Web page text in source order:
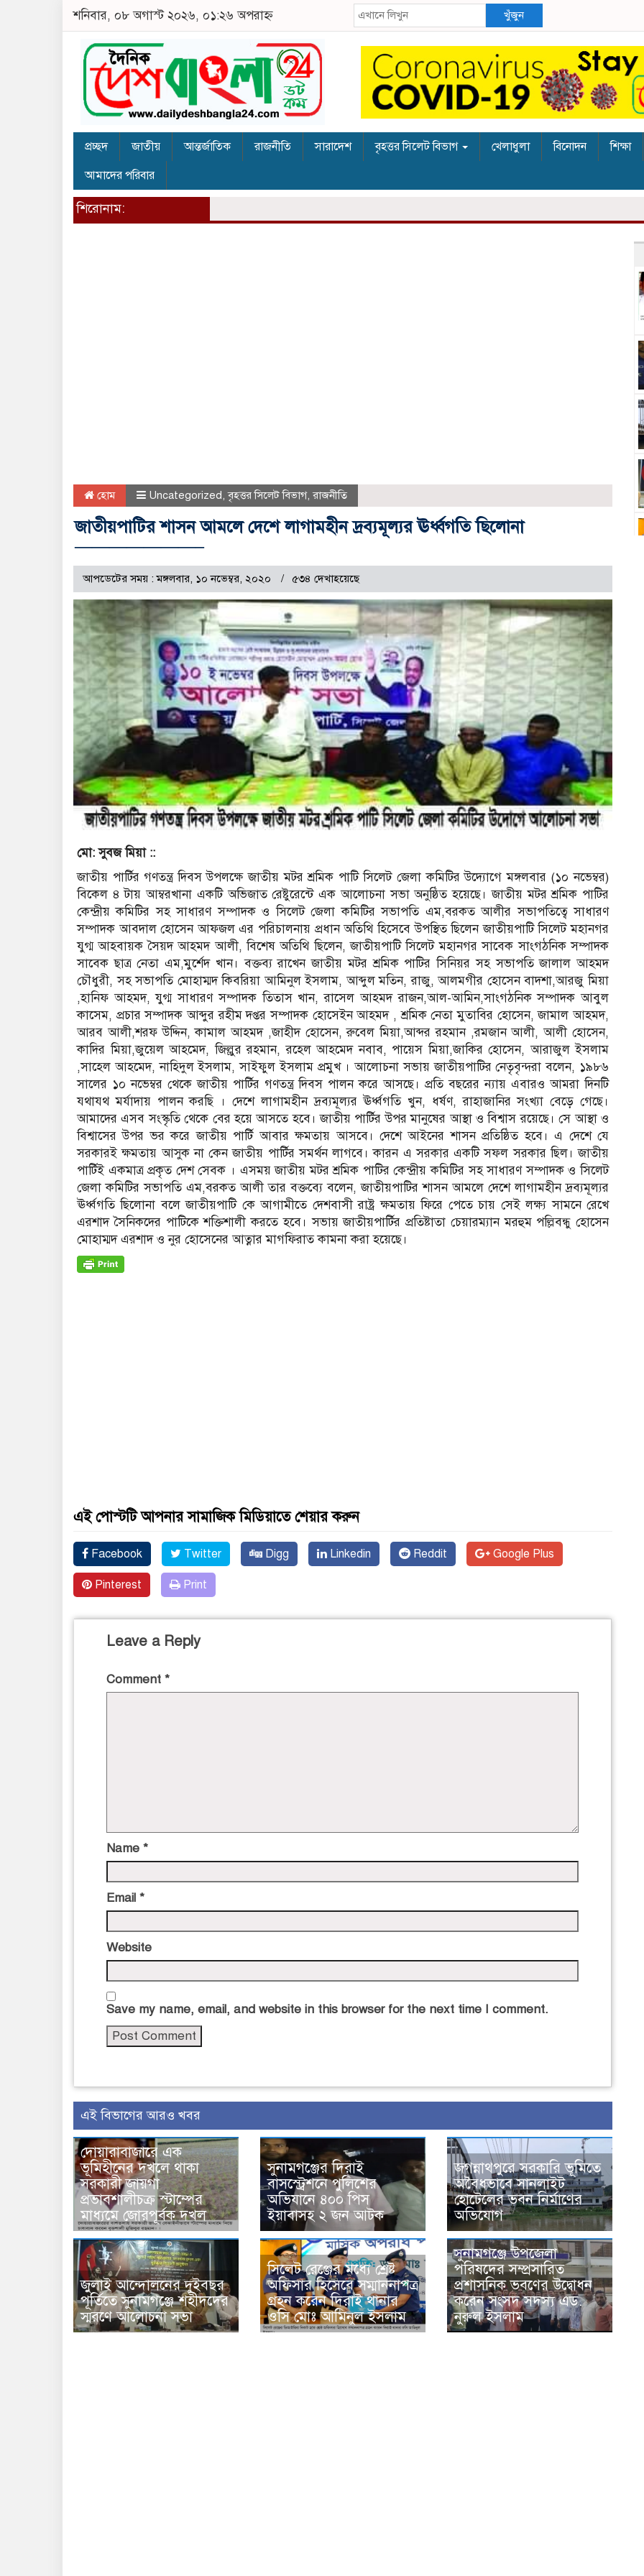
শনিবার, ০৮ অগাস্ট ২০২৬, ০১:২৬ অপরাহ্ন খুঁজুন
প্রচ্ছদ জাতীয় আন্তর্জাতিক রাজনীতি সারাদেশ বৃহত্তর সিলেট বিভাগ খেলাধুলা বিনোদন শিক্ষা
আমাদের পরিবার
শিরোনাম:
হোম Uncategorized,বৃহত্তর সিলেট বিভাগ, রাজনীতি
জাতীয়পাটির শাসন আমলে দেশে লাগামহীন দ্রব্যমূল্যর ঊর্ধ্বগতি ছিলোনা
———————–
আপডেটের সময় : মঙ্গলবার, ১০ নভেম্বর, ২০২০ ৫৩৪ দেখাহয়েছে
মো: সুবজ মিয়া ::
জাতীয় পার্টির গণতন্ত্র দিবস উপলক্ষে জাতীয় মটর শ্রমিক পাটি সিলেট জেলা কমিটির উদ্যোগে মঙ্গলবার (১০ নভেম্বর)
বিকেল ৪ টায় আম্বরখানা একটি অভিজাত রেষ্টুরেন্টে এক আলোচনা সভা অনুষ্ঠিত হয়েছে। জাতীয় মটর শ্রমিক পাটির
কেন্দ্রীয় কমিটির সহ সাধারণ সম্পাদক ও সিলেট জেলা কমিটির সভাপতি এম,বরকত আলীর সভাপতিত্বে সাধারণ
সম্পাদক আবদাল হোসেন আফজল এর পরিচালনায় প্রধান অতিথি হিসেবে উপস্থিত ছিলেন জাতীয়পাটি সিলেট মহানগর
যুগ্ম আহবায়ক সৈয়দ আহমদ আলী, বিশেষ অতিথি ছিলেন, জাতীয়পাটি সিলেট মহানগর সাবেক সাংগঠনিক সম্পাদক
সাবেক ছাত্র নেতা এম,মুর্শেদ খান। বক্তব্য রাখেন জাতীয় মটর শ্রমিক পাটির সিনিয়র সহ সভাপতি জালাল আহমদ
চৌধুরী, সহ সভাপতি মোহাম্মদ কিবরিয়া আমিনুল ইসলাম, আব্দুল মতিন, রাজু, আলমগীর হোসেন বাদশা,আরজু মিয়া
,হানিফ আহমদ, যুগ্ম সাধারণ সম্পাদক তিতাস খান, রাসেল আহমদ রাজন,আল-আমিন,সাংগঠনিক সম্পাদক আবুল
কাসেম, প্রচার সম্পাদক আব্দুর রহীম দপ্তর সম্পাদক হোসেইন আহমদ , শ্রমিক নেতা মুতাবির হোসেন, জামাল আহমদ,
আরব আলী,শরফ উদ্দিন, কামাল আহমদ ,জাহীদ হোসেন, রুবেল মিয়া,আব্দর রহমান ,রমজান আলী, আলী হোসেন,
কাদির মিয়া,জুয়েল আহমেদ, জিল্লুর রহমান, রহেল আহমেদ নবাব, পায়েস মিয়া,জাকির হোসেন, আরাজুল ইসলাম
,সাহেল আহমেদ, নাহিদুল ইসলাম, সাইফুল ইসলাম প্রমুখ । আলোচনা সভায় জাতীয়পাটির নেতৃবৃন্দরা বলেন, ১৯৮৬
সালের ১০ নভেম্বর থেকে জাতীয় পার্টির গণতন্ত্র দিবস পালন করে আসছে। প্রতি বছরের ন্যায় এবারও আমরা দিনটি
যথাযথ মর্যাদায় পালন করছি । দেশে লাগামহীন দ্রব্যমূল্যর ঊর্ধ্বগতি খুন, ধর্ষণ, রাহাজানির সংখ্যা বেড়ে গেছে।
আমাদের এসব সংস্কৃতি থেকে বের হয়ে আসতে হবে। জাতীয় পার্টির উপর মানুষের আস্থা ও বিশ্বাস রয়েছে। সে আস্থা ও
বিশ্বাসের উপর ভর করে জাতীয় পার্টি আবার ক্ষমতায় আসবে। দেশে আইনের শাসন প্রতিষ্ঠিত হবে। এ দেশে যে
সরকারই ক্ষমতায় আসুক না কেন জাতীয় পার্টির সমর্থন লাগবে। কারন এ সরকার একটি সফল সরকার ছিল। জাতীয়
পার্টিই একমাত্র প্রকৃত দেশ সেবক । এসময় জাতীয় মটর শ্রমিক পাটির কেন্দ্রীয় কমিটির সহ সাধারণ সম্পাদক ও সিলেট
জেলা কমিটির সভাপতি এম,বরকত আলী তার বক্তব্যে বলেন, জাতীয়পাটির শাসন আমলে দেশে লাগামহীন দ্রব্যমূল্যর
ঊর্ধ্বগতি ছিলোনা বলে জাতীয়পাটি কে আগামীতে দেশবাসী রাষ্ট্র ক্ষমতায় ফিরে পেতে চায় সেই লক্ষ্য সামনে রেখে
এরশাদ সৈনিকদের পাটিকে শক্তিশালী করতে হবে। সভায় জাতীয়পার্টির প্রতিষ্টাতা চেয়ারম্যান মরহুম পল্লিবন্ধু হোসেন
মোহাম্মদ এরশাদ ও নুর হোসেনের আত্নার মাগফিরাত কামনা করা হয়েছে।
এই পোস্টটি আপনার সামাজিক মিডিয়াতে শেয়ার করুন
Facebook Twitter Digg Linkedin Reddit Google Plus
Pinterest Print
Leave a Reply
Comment *
Name *
Email *
Website
Save my name, email, and website in this browser for the next time I comment.
এই বিভাগের আরও খবর
দোয়ারাবাজারে এক
ভূমিহীনের দখলে থাকা
সরকারী জায়গা
প্রভাবশালীচক্র স্টাম্পের
মাধ্যমে জোরপূর্বক দখল
সুনামগঞ্জের দিরাই
বাসস্ট্রেশনে পুলিশের
অভিযানে ৪০০ পিস
ইয়াবাসহ ২ জন আটক
জগন্নাথপুরে সরকারি ভূমিতে
অবৈধভাবে সানলাইট
হোটেলের ভবন নির্মাণের
অভিযোগ
জুলাই আন্দোলনের দুইবছর
পূর্তিতে সুনামগঞ্জে শহীদদের
স্মরণে আলোচনা সভা
সিলেট রেঞ্জের মধ্যে শ্রেষ্ট
অফিসার হিসেবে সম্মাননাপত্র
গ্রহন করেন দিরাই থানার
ওসি মোঃ আমিনুল ইসলাম
সুনামগঞ্জে উপজেলা
পরিষদের সম্প্রসারিত
প্রশাসনিক ভবণের উদ্বোধন
করেন সংসদ সদস্য এড.
নুরুল ইসলাম